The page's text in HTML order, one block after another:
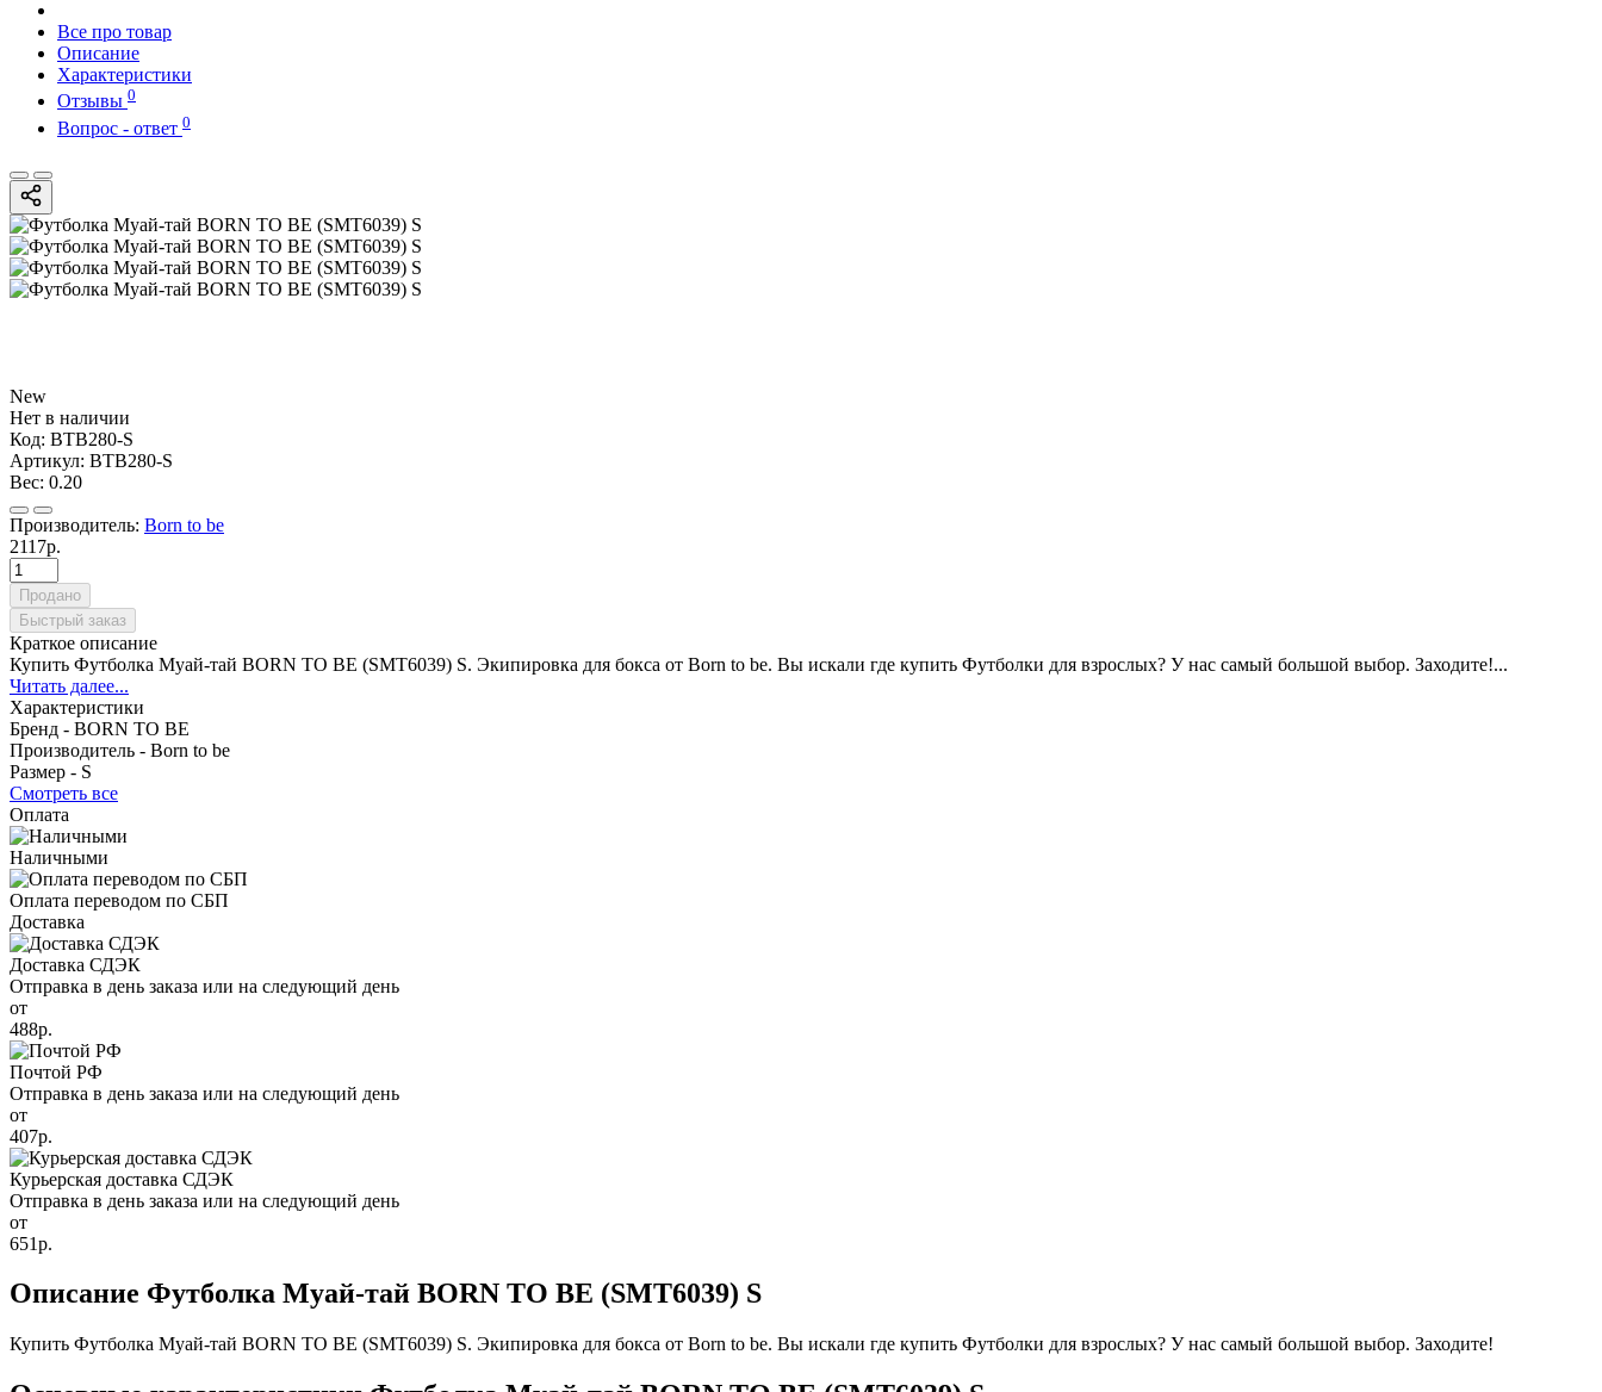
Все про товар
Описание
Характеристики
Отзывы 0
Вопрос - ответ 0
New
Нет в наличии
Код: BTB280-S
Артикул: BTB280-S
Вес: 0.20
Производитель: Born to be
2117р.
Продано
Быстрый заказ
Краткое описание
Купить Футболка Муай-тай BORN TO BE (SMT6039) S. Экипировка для бокса от Born to be. Вы искали где купить Футболки для взрослых? У нас самый большой выбор. Заходите!...
Читать далее...
Характеристики
Бренд - BORN TO BE
Производитель - Born to be
Размер - S
Смотреть все
Оплата
Наличными
Оплата переводом по СБП
Доставка
Доставка СДЭК
Отправка в день заказа или на следующий день
от
488р.
Почтой РФ
Отправка в день заказа или на следующий день
от
407р.
Курьерская доставка СДЭК
Отправка в день заказа или на следующий день
от
651р.
Описание Футболка Муай-тай BORN TO BE (SMT6039) S
Купить Футболка Муай-тай BORN TO BE (SMT6039) S. Экипировка для бокса от Born to be. Вы искали где купить Футболки для взрослых? У нас самый большой выбор. Заходите!